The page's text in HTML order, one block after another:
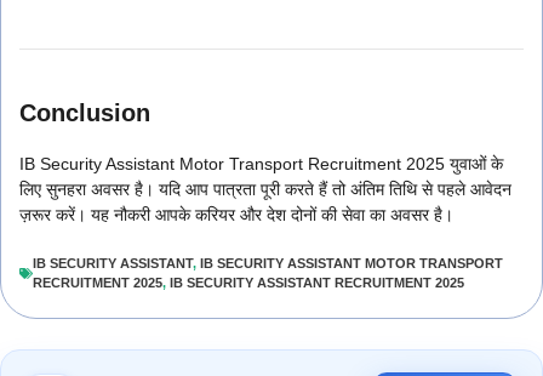
Conclusion
IB Security Assistant Motor Transport Recruitment 2025 युवाओं के
लिए सुनहरा अवसर है। यदि आप पात्रता पूरी करते हैं तो अंतिम तिथि से पहले आवेदन
ज़रूर करें। यह नौकरी आपके करियर और देश दोनों की सेवा का अवसर है।
IB SECURITY ASSISTANT,
IB SECURITY ASSISTANT MOTOR TRANSPORT
RECRUITMENT 2025, IB SECURITY ASSISTANT RECRUITMENT 2025